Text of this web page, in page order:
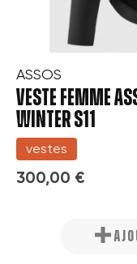
ASSOS
VESTE FEMME
WINTER S11
vestes
300,00 €